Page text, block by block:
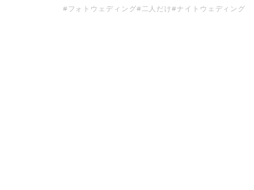
#フォトウェディング#二人だけ#ナイトウェディング